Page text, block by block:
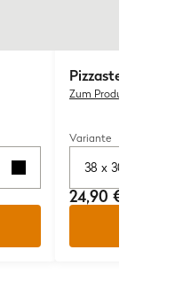
Pizzastein
Zum Produkt
Variante
38 x 30 x 1,5 cm
24,90 €